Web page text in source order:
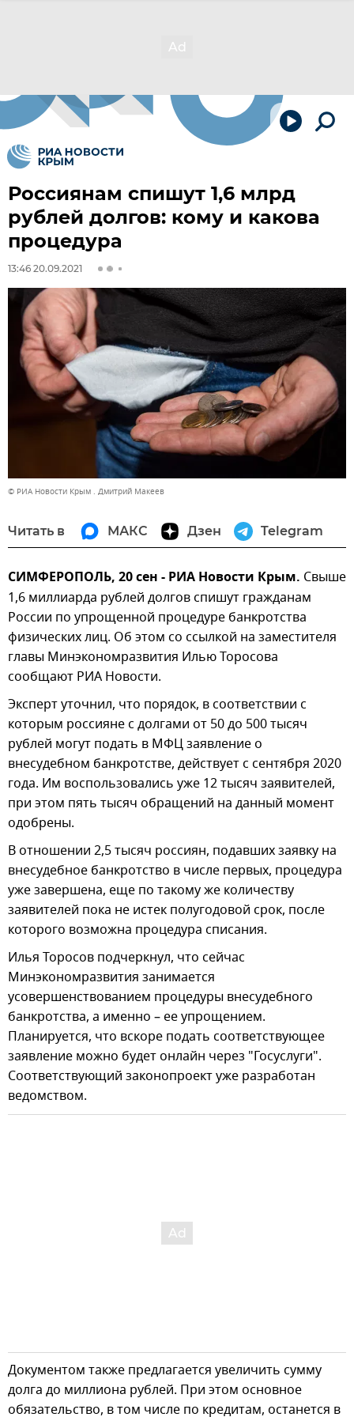
Россиянам спишут 1,6 млрд
рублей долгов: кому и какова
процедура
13:46 20.09.2021
© РИА Новости Крым . Дмитрий Макеев
Читать в МАКС Дзен Telegram
СИМФЕРОПОЛЬ, 20 сен - РИА Новости Крым. Свыше
1,6 миллиарда рублей долгов спишут гражданам
России по упрощенной процедуре банкротства
физических лиц. Об этом со ссылкой на заместителя
главы Минэкономразвития Илью Торосова
сообщают РИА Новости.
Эксперт уточнил, что порядок, в соответствии с
которым россияне с долгами от 50 до 500 тысяч
рублей могут подать в МФЦ заявление о
внесудебном банкротстве, действует с сентября 2020
года. Им воспользовались уже 12 тысяч заявителей,
при этом пять тысяч обращений на данный момент
одобрены.
В отношении 2,5 тысяч россиян, подавших заявку на
внесудебное банкротство в числе первых, процедура
уже завершена, еще по такому же количеству
заявителей пока не истек полугодовой срок, после
которого возможна процедура списания.
Илья Торосов подчеркнул, что сейчас
Минэкономразвития занимается
усовершенствованием процедуры внесудебного
банкротства, а именно – ее упрощением.
Планируется, что вскоре подать соответствующее
заявление можно будет онлайн через "Госуслуги".
Соответствующий законопроект уже разработан
ведомством.
Документом также предлагается увеличить сумму
долга до миллиона рублей. При этом основное
обязательство, в том числе по кредитам, останется в